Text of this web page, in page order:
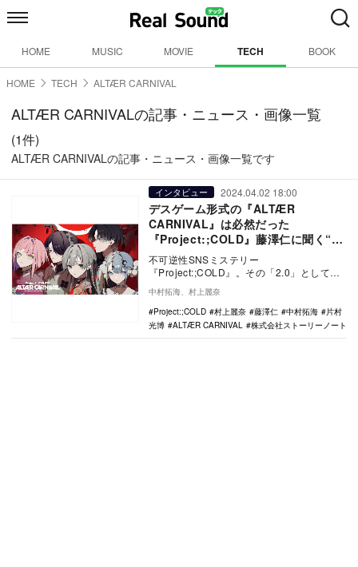
HOME MUSIC MOVIE TECH BOOK
HOME TECH ALTÆR CARNIVAL
ALTÆR CARNIVALの記事・ニュース・画像一覧
(1件)
ALTÆR CARNIVALの記事・ニュース・画像一覧です
インタビュー 2024.04.02 18:00
デスゲーム形式の『ALTÆR
CARNIVAL』は必然だった
『Project:;COLD』藤澤仁に聞く“リ
アルを巻き込むARG”の現在地
不可逆性SNSミステリー
『Project:;COLD』。その「2.0」としてデ
スゲーム『ALTÆR CARNIVAL』が開催さ
れ…
中村拓海、村上麗奈
Project:;COLD
村上麗奈 藤澤仁 中村拓海
片村
光博
ALTÆR CARNIVAL 株式会社ストーリーノート